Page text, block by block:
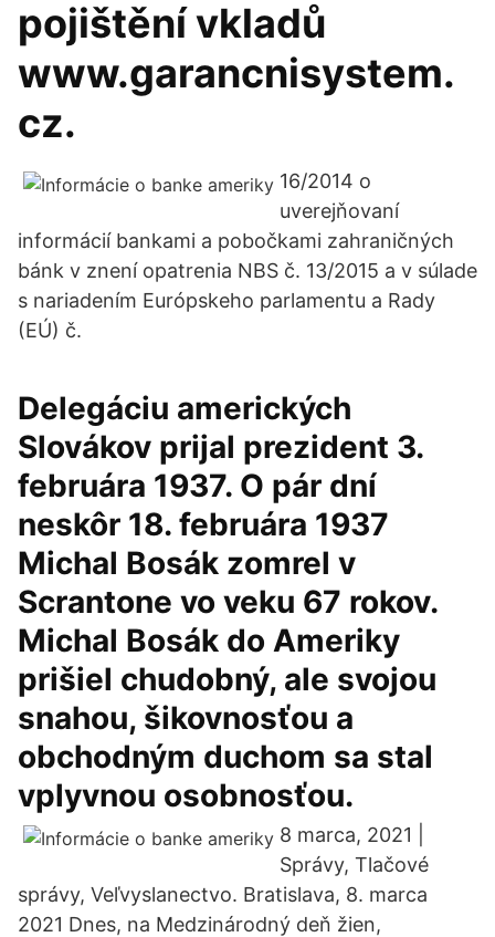
pojištění vkladů
www.garancnisystem.
cz.
16/2014 o
uverejňovaní
informácií bankami a pobočkami zahraničných
bánk v znení opatrenia NBS č. 13/2015 a v súlade
s nariadením Európskeho parlamentu a Rady
(EÚ) č.
Delegáciu amerických
Slovákov prijal prezident 3.
februára 1937. O pár dní
neskôr 18. februára 1937
Michal Bosák zomrel v
Scrantone vo veku 67 rokov.
Michal Bosák do Ameriky
prišiel chudobný, ale svojou
snahou, šikovnosťou a
obchodným duchom sa stal
vplyvnou osobnosťou.
8 marca, 2021 |
Správy, Tlačové
správy, Veľvyslanectvo. Bratislava, 8. marca
2021 Dnes, na Medzinárodný deň žien,